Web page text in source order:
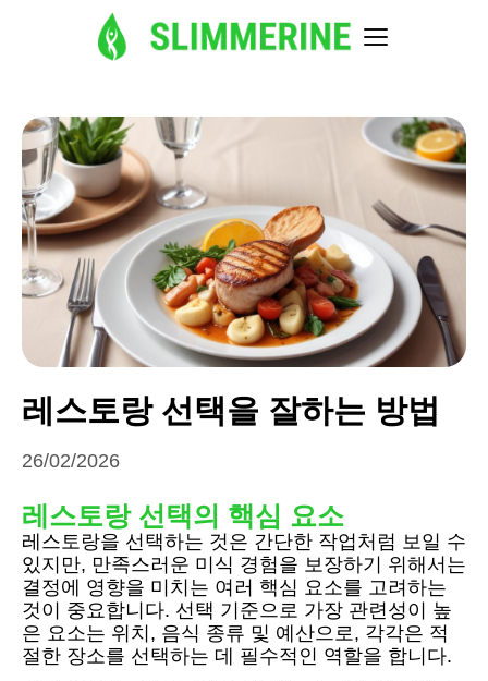
레스토랑 선택을 잘하는 방법
26/02/2026
레스토랑 선택의 핵심 요소
레스토랑을 선택하는 것은 간단한 작업처럼 보일 수
있지만, 만족스러운 미식 경험을 보장하기 위해서는
결정에 영향을 미치는 여러 핵심 요소를 고려하는
것이 중요합니다. 선택 기준으로 가장 관련성이 높
은 요소는 위치, 음식 종류 및 예산으로, 각각은 적
절한 장소를 선택하는 데 필수적인 역할을 합니다.